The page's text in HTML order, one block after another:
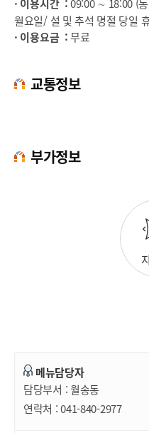
· 이용시간 :09:00 ∼ 18:00 (
월요일/ 설 및 추석 명절 당일
· 이용요금 :무료
교통정보
부가정보
메뉴담당자
담당부서 :월송동
연락처 :041-840-2977